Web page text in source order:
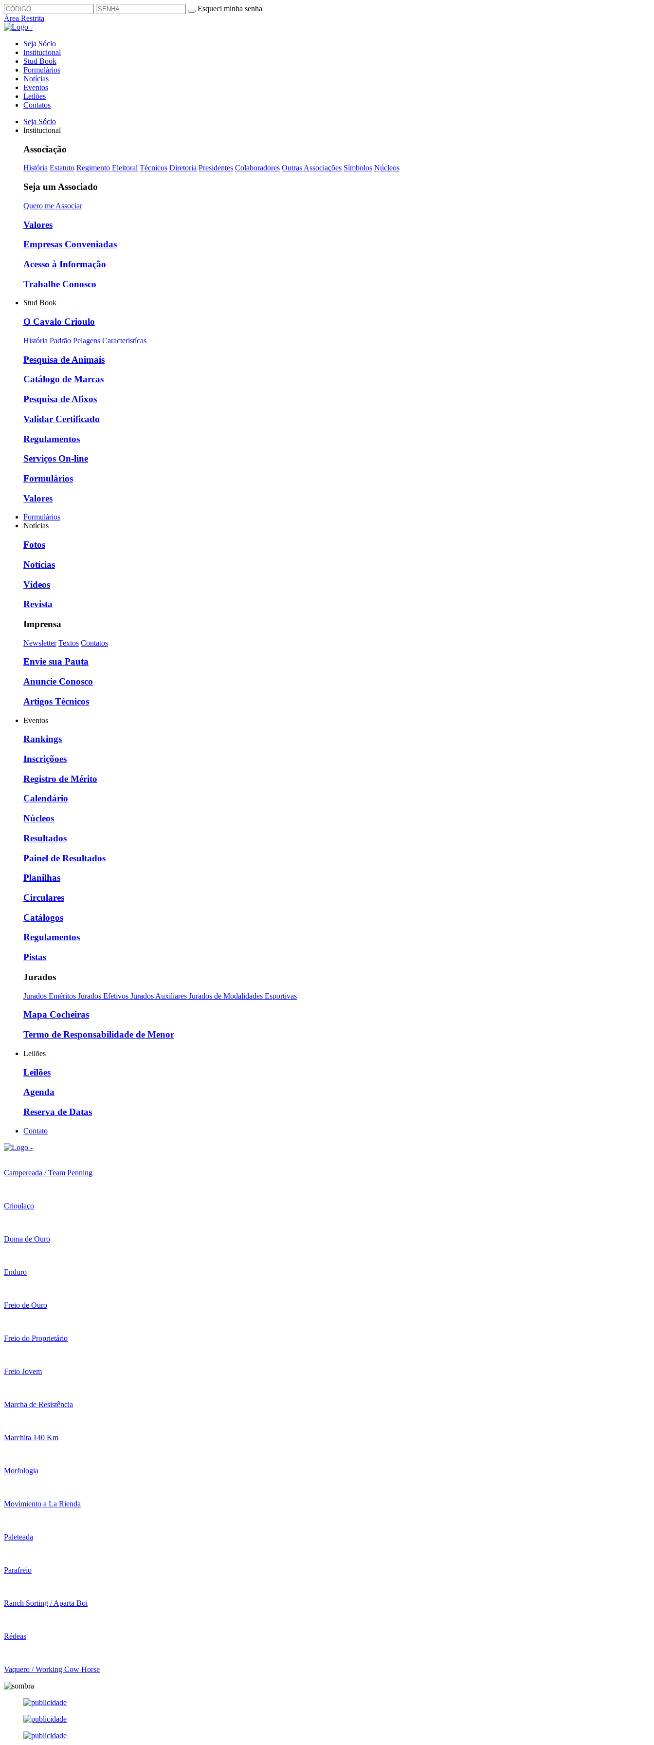
Esqueci minha senha
Área Restrita
Seja Sócio
Institucional
Stud Book
Formulários
Notícias
Eventos
Leilões
Contatos
Seja Sócio
Institucional
Associação
História Estatuto Regimento Eleitoral Técnicos Diretoria Presidentes Colaboradores Outras Associações Símbolos Núcleos
Seja um Associado
Quero me Associar
Valores
Empresas Conveniadas
Acesso à Informação
Trabalhe Conosco
Stud Book
O Cavalo Crioulo
História Padrão Pelagens Caracteristícas
Pesquisa de Animais
Catálogo de Marcas
Pesquisa de Afixos
Validar Certificado
Regulamentos
Serviços On-line
Formulários
Valores
Formulários
Notícias
Fotos
Notícias
Vídeos
Revista
Imprensa
Newsletter Textos Contatos
Envie sua Pauta
Anuncie Conosco
Artigos Técnicos
Eventos
Rankings
Inscriçõoes
Registro de Mérito
Calendário
Núcleos
Resultados
Painel de Resultados
Planilhas
Circulares
Catálogos
Regulamentos
Pistas
Jurados
Jurados Eméritos Jurados Efetivos Jurados Auxiliares Jurados de Modalidades Esportivas
Mapa Cocheiras
Termo de Responsabilidade de Menor
Leilões
Leilões
Agenda
Reserva de Datas
Contato
Campereada / Team Penning
Crioulaço
Doma de Ouro
Enduro
Freio de Ouro
Freio do Proprietário
Freio Jovem
Marcha de Resistência
Marchita 140 Km
Morfologia
Movimiento a La Rienda
Paleteada
Parafreio
Ranch Sorting / Aparta Boi
Rédeas
Vaquero / Working Cow Horse